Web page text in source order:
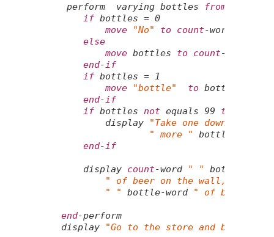
  perform
varying bottles from
if bottles = 0
move
"No" to count-word
else
move bottles to count-word
end- if
if bottles =
1
move
"bottle" to bottle-word
end- if
if bottles not equals 99
then
         display
"Take one down and
" more " bottle-word
end- if
     display
count-word " " bottle-
" of beer on the wall, "
" " bottle-word " of beer."
end-perform
display
"Go to the store and buy